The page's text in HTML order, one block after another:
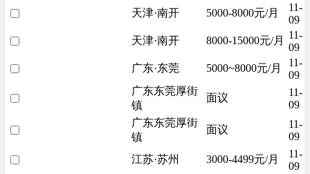
天津·南开
5000-8000元/月
11-
09
天津·南开
8000-15000元/月
11-
09
广东·东莞
5000~8000元/月
11-
09
广东东莞厚街
镇
面议
11-
09
广东东莞厚街
镇
面议
11-
09
江苏·苏州
3000-4499元/月
11-
09